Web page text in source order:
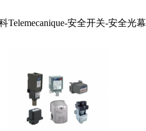
Telemecanique-安全开关-安全光幕